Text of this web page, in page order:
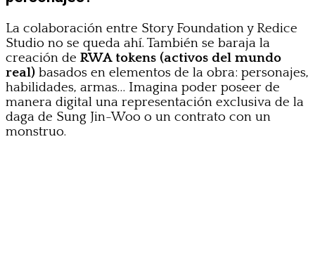
La colaboración entre Story Foundation y Redice
Studio no se queda ahí. También se baraja la
creación de RWA tokens (activos del mundo
real) basados en elementos de la obra: personajes,
habilidades, armas… Imagina poder poseer de
manera digital una representación exclusiva de la
daga de Sung Jin-Woo o un contrato con un
monstruo.